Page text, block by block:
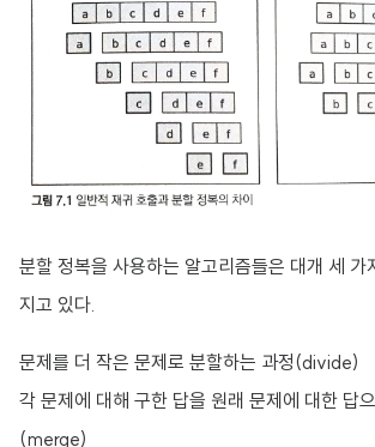
분할 정복을 사용하는 알고리즘들은 대개 세 가
지고 있다.
문제를 더 작은 문제로 분할하는 과정(divide)
각 문제에 대해 구한 답을 원래 문제에 대한 답
(merge)